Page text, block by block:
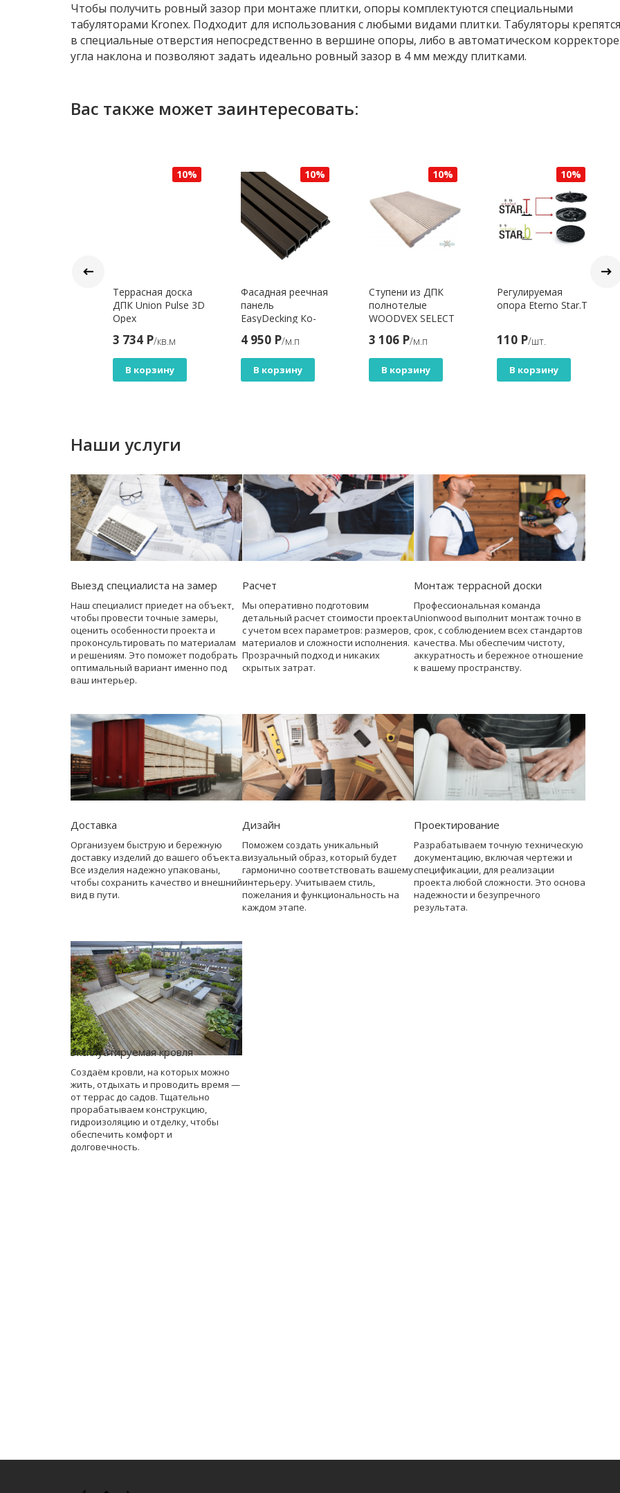
Чтобы получить ровный зазор при монтаже плитки, опоры комплектуются специальными
табуляторами Kronex. Подходит для использования с любыми видами плитки. Табуляторы крепятся
в специальные отверстия непосредственно в вершине опоры, либо в автоматическом корректоре
угла наклона и позволяют задать идеально ровный зазор в 4 мм между плитками.
Вас также может заинтересовать:
10%
Террасная доска
ДПК Union Pulse 3D
Орех
3 734 Р/кв.м
В корзину
10%
Фасадная реечная
панель
EasyDecking Ко-
219х26х4010
Каштан
4 950 Р/м.п
В корзину
10%
Ступени из ДПК
полнотелые
WOODVEX SELECT
3 106 Р/м.п
В корзину
10%
Регулируемая
опора Eterno Star.T
110 Р/шт.
В корзину
Наши услуги
Выезд специалиста на замер
Наш специалист приедет на объект,
чтобы провести точные замеры,
оценить особенности проекта и
проконсультировать по материалам
и решениям. Это поможет подобрать
оптимальный вариант именно под
ваш интерьер.
Расчет
Мы оперативно подготовим
детальный расчет стоимости проекта
с учетом всех параметров: размеров,
материалов и сложности исполнения.
Прозрачный подход и никаких
скрытых затрат.
Монтаж террасной доски
Профессиональная команда
Unionwood выполнит монтаж точно в
срок, с соблюдением всех стандартов
качества. Мы обеспечим чистоту,
аккуратность и бережное отношение
к вашему пространству.
Доставка
Организуем быструю и бережную
доставку изделий до вашего объекта.
Все изделия надежно упакованы,
чтобы сохранить качество и внешний
вид в пути.
Дизайн
Поможем создать уникальный
визуальный образ, который будет
гармонично соответствовать вашему
интерьеру. Учитываем стиль,
пожелания и функциональность на
каждом этапе.
Проектирование
Разрабатываем точную техническую
документацию, включая чертежи и
спецификации, для реализации
проекта любой сложности. Это основа
надежности и безупречного
результата.
Эксплуатируемая кровля
Создаём кровли, на которых можно
жить, отдыхать и проводить время —
от террас до садов. Тщательно
прорабатываем конструкцию,
гидроизоляцию и отделку, чтобы
обеспечить комфорт и
долговечность.